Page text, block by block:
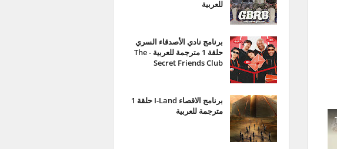
للعربية
برنامج نادي الأصدقاء السري
حلقة 1 مترجمة للعربية - The
Secret Friends Club
برنامج الاقصاء I-Land حلقة 1
مترجمة للعربية